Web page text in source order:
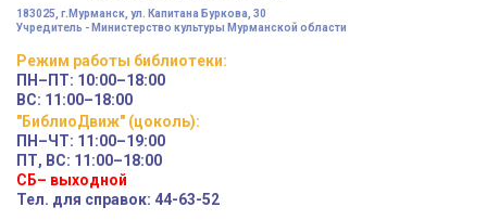
183025, г.Мурманск, ул. Капитана Буркова, 30
Учредитель - Министерство культуры Мурманской области
Режим работы библиотеки:
ПН–ПТ: 10:00–18:00
ВС: 11:00–18:00
"БиблиоДвиж" (цоколь):
ПН–ЧТ: 11:00–19:00
ПТ, ВС: 11:00–18:00
СБ– выходной
Тел. для справок: 44-63-52